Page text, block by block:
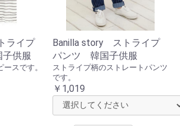
ライプ
供服
スです。
Banilla story ストライプ
パンツ 韓国子供服
ストライプ柄のストレートパンツ
です。
￥1,019